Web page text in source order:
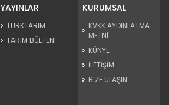
YAYINLAR
TÜRKTARIM
TARIM BÜLTENİ
KURUMSAL
KVKK AYDINLATMA
METNİ
KÜNYE
İLETİŞİM
BİZE ULAŞIN